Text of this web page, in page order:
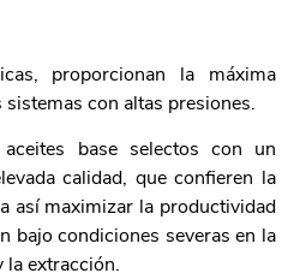
proporcionan la máxima
con altas presiones.
base selectos con un
calidad, que confieren la
así maximizar la productividad
bajo condiciones severas en la
extracción.